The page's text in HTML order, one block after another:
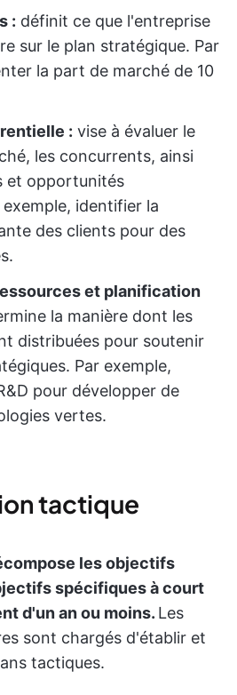
: définit ce que l'entreprise
sur le plan stratégique. Par
la part de marché de 10
: vise à évaluer le
les concurrents, ainsi
et opportunités
identifier la
des clients pour des
et planification
la manière dont les
distribuées pour soutenir
Par exemple,
pour développer de
vertes.
tactique
les objectifs
spécifiques à court
d'un an ou moins. Les
sont chargés d'établir et
tactiques.